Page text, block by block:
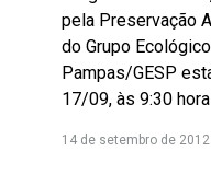
pela Preservação
do Grupo
Pampas/GESP
17/09, às 9:30
14 de setembro de 2012